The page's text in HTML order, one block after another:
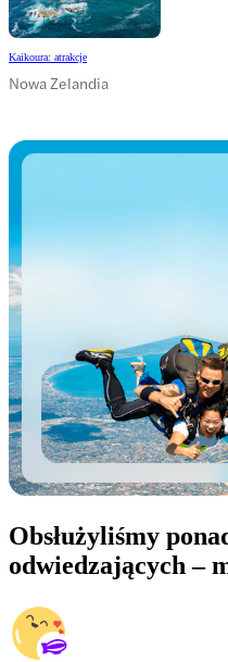
Kaikoura: atrakcje
Nowa Zelandia
Obsłużyliśmy
odwiedzających –